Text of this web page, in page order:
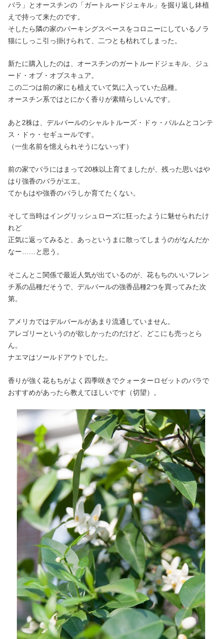
バラ」とオースチンの「ガートルードジェキル」を掘り返し鉢植
えで持って来たのです。
そしたら隣の家のパーキングスペースをコロニーにしているノラ
猫にしっこ引っ掛けられて、二つとも枯れてしまった。
新たに購入したのは、オースチンのガートルードジェキル、ジュ
ード・オブ・オブスキュア。
この二つは前の家にも植えていて気に入っていた品種。
オースチン系ではとにかく香りが素晴らしいんです。
あと2株は、デルパールのシャルトルーズ・ドゥ・パルムとコンテ
ス・ドゥ・セギュールです。
（一生名前を憶えられそうにないっす）
前の家でバラにはまって20株以上育てましたが、残った思いはや
はり強香のバラがエエ。
てかもはや強香のバラしか育てたくない。
そして当時はイングリッシュローズに狂ったように魅せられたけ
れど
正気に返ってみると、あっというまに散ってしまうのがなんだか
なー……と思う。
そこんとこ関係で最近人気が出ているのが、花もちのいいフレン
チ系の品種だそうで、デルバールの強香品種2つを買ってみた次
第。
アメリカではデルバールがあまり流通していません。
アレゴリーというのが欲しかったのだけど、どこにも売っとら
ん。
ナエマはソールドアウトでした。
香りが強く花もちがよく四季咲きでクォーターロゼットのバラで
おすすめがあったら教えてほしいです（切望）。